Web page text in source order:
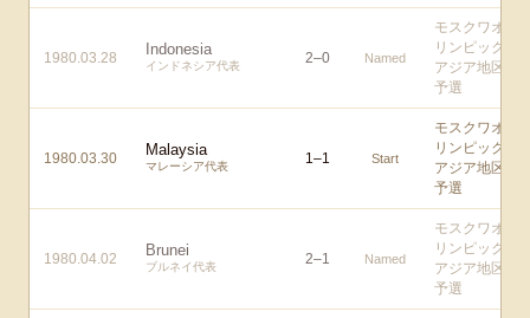
1980.03.28 Indonesia
インドネシア代表 2–0 Named
モスクワオ
リンピック
アジア地区
予選
1980.03.30 Malaysia
マレーシア代表 1–1 Start
モスクワオ
リンピック
アジア地区
予選
1980.04.02 Brunei
ブルネイ代表 2–1 Named
モスクワオ
リンピック
アジア地区
予選